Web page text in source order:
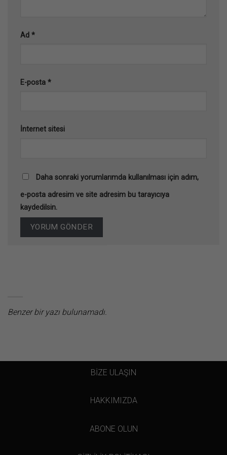
Ad *
E-posta *
İnternet sitesi
Daha sonraki yorumlarımda kullanılması için adım,
e-posta adresim ve site adresim bu tarayıcıya
kaydedilsin.
Benzer bir yazı bulunamadı.
BİZE ULAŞIN
HAKKIMIZDA
ABONE OLUN